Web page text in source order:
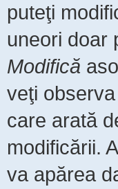
puteţi
uneori doar
Modifică
veţi
care arată
modificării.
va apărea